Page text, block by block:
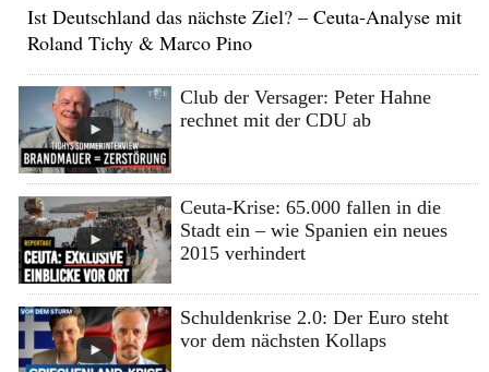
Ist Deutschland das nächste Ziel? – Ceuta-Analyse mit
Roland Tichy & Marco Pino
Club der Versager: Peter Hahne
rechnet mit der CDU ab
Ceuta-Krise: 65.000 fallen in die
Stadt ein – wie Spanien ein neues
2015 verhindert
Schuldenkrise 2.0: Der Euro steht
vor dem nächsten Kollaps